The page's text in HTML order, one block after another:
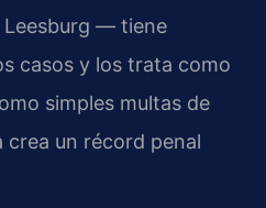
Leesburg — tiene
casos y los trata como
simples multas de
un récord penal